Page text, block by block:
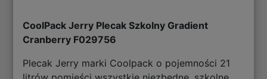
CoolPack Jerry Plecak Szkolny Gradient
Cranberry F029756
Plecak Jerry marki Coolpack o pojemności 21